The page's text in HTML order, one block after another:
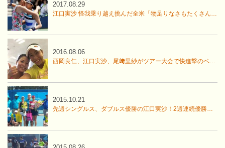
江口実沙 怪我乗り越え挑んだ全米「物足りなさもたくさんある」【全米オープン】
2017.08.29
西岡良仁、江口実沙、尾﨑里紗がツアー大会で快進撃のベスト4進出
2016.08.06
先週シングルス、ダブルス優勝の江口実沙！2週連続優勝なるか？ブリスベン2万5千ドル
2015.10.21